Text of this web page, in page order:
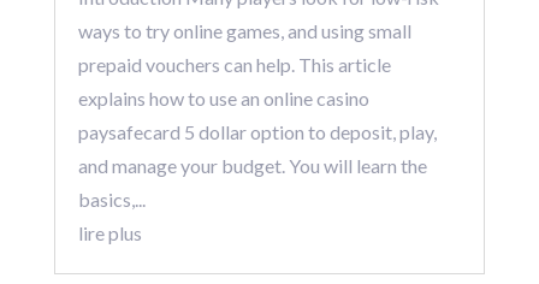
ways to try online games, and using small
prepaid vouchers can help. This article
explains how to use an online casino
paysafecard 5 dollar option to deposit, play,
and manage your budget. You will learn the
basics,...
lire plus